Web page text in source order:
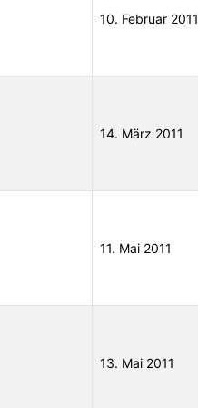
10. Februar 2011
14. März 2011
11. Mai 2011
13. Mai 2011